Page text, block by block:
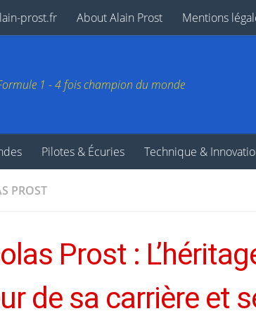
prost.fr About Alain Prost Mentions
1 - 4 fois champion du monde
Pilotes & Écuries Technique &
PROST
Prost :
de sa carrière et